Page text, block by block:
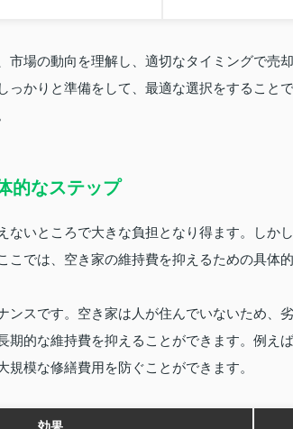
市場の動向を理解し、適切なタイミングで売
っかりと準備をして、最適な選択をすること
的なステップ
ないところで大きな負担となり得ます。しか
こでは、空き家の維持費を抑えるための具体
ンスです。空き家は人が住んでいないため、
期的な維持費を抑えることができます。例え
模な修繕費用を防ぐことができます。